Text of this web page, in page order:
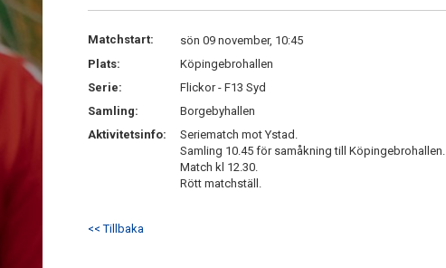
Matchstart:
sön 09 november, 10:45
Plats:
Köpingebrohallen
Serie:
Flickor - F13 Syd
Samling:
Borgebyhallen
Aktivitetsinfo:
Seriematch mot Ystad.
Samling 10.45 för samåkning till Köpingebrohallen.
Match kl 12.30.
Rött matchställ.
<< Tillbaka